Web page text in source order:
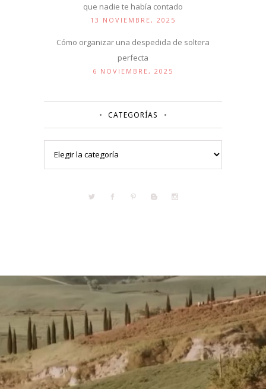
que nadie te había contado
13 NOVIEMBRE, 2025
Cómo organizar una despedida de soltera
perfecta
6 NOVIEMBRE, 2025
CATEGORÍAS